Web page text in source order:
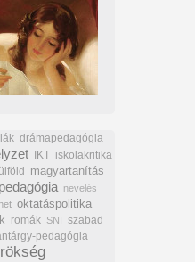
drámapedagógia
IKT iskolakritika
magyartanítás
nevelés
oktatáspolitika
romák SNI szabad
pedagógia